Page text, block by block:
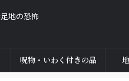
地の恐怖
呪物・いわく付きの品